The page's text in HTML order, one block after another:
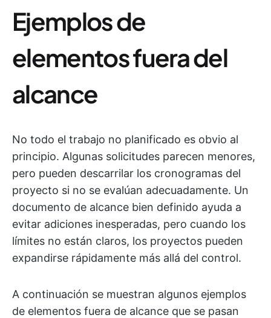
Ejemplos de
elementos fuera del
alcance
No todo el trabajo no planificado es obvio al
principio. Algunas solicitudes parecen menores,
pero pueden descarrilar los cronogramas del
proyecto si no se evalúan adecuadamente. Un
documento de alcance bien definido ayuda a
evitar adiciones inesperadas, pero cuando los
límites no están claros, los proyectos pueden
expandirse rápidamente más allá del control.
A continuación se muestran algunos ejemplos
de elementos fuera de alcance que se pasan